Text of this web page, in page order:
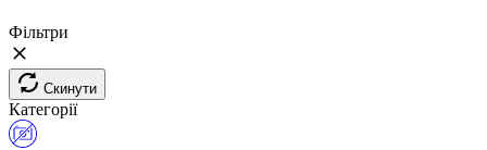
Фільтри
Скинути
Категорії